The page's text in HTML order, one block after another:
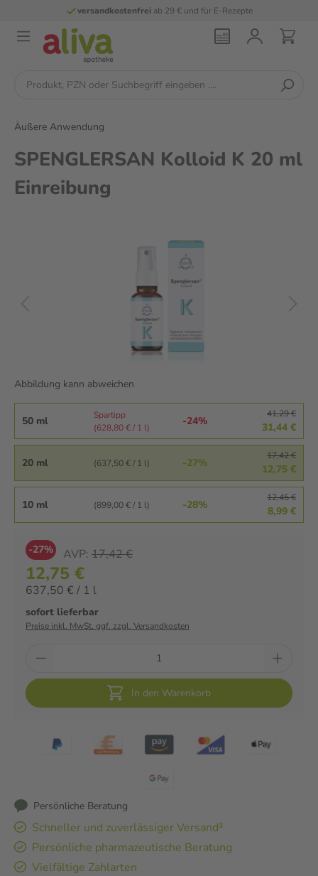
versandkostenfreiab 29 € und für E-Rezepte
Äußere Anwendung
SPENGLERSAN Kolloid K 20 ml
Einreibung
Abbildung kann abweichen
50 ml
Spartipp
(628,80 € / 1 l)
-24%
41,29 €
31,44 €
20 ml (637,50 € / 1 l) -27%
17,42 €
12,75 €
10 ml (899,00 € / 1 l) -28%
12,45 €
8,99 €
-27% AVP: 17,42 €
12,75 €
637,50 € / 1 l
sofort lieferbar
Preise inkl. MwSt. ggf. zzgl. Versandkosten
In den Warenkorb
Persönliche Beratung
Schneller und zuverlässiger Versand³
Persönliche pharmazeutische Beratung
Vielfältige Zahlarten